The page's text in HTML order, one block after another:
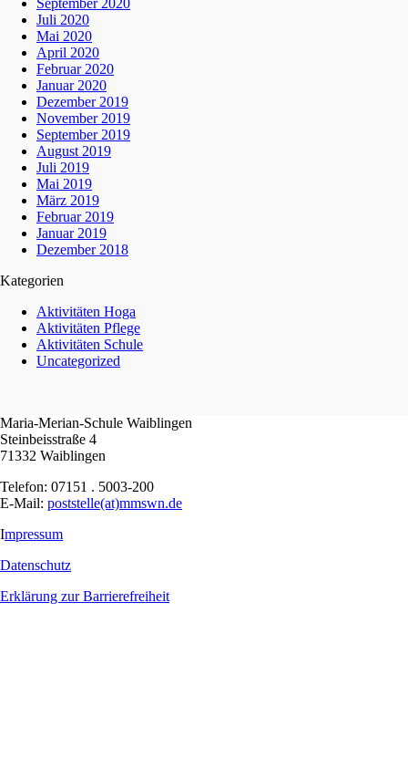
Juli 2020
Mai 2020
April 2020
Februar 2020
Januar 2020
Dezember 2019
November 2019
September 2019
August 2019
Juli 2019
Mai 2019
März 2019
Februar 2019
Januar 2019
Dezember 2018
Kategorien
Aktivitäten Hoga
Aktivitäten Pflege
Aktivitäten Schule
Uncategorized
Maria-Merian-Schule Waiblingen
Steinbeisstraße 4
71332 Waiblingen
Telefon: 07151 . 5003-200
E-Mail: poststelle(at)mmswn.de
Impressum
Datenschutz
Erklärung zur Barrierefreiheit